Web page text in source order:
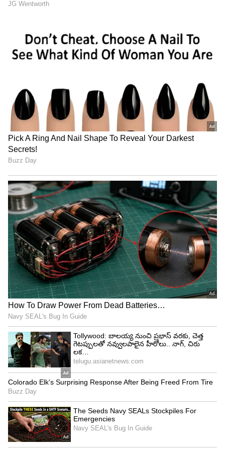
3
14
Zodiac Sign
మేషం (అశ్విని 1,2,3,4 భరణి 1,2,3,4 కృత్తిక 1):
ఊహించిన విధంగా పనులలో ఆటంకాలు ఏర్పడి
చికాకులుగా ఉండును. మానసికంగా బలహీనంగా
ఉంటుంది . అనవసరమైన ఖర్చులు ఏర్పడవచ్చును.వృత్తి
వ్యాపారంలో ఉందో కష్టానికి ప్రతిఫలం లభించును. జీవిత
భాగస్వామి తోటి ఆనందంగా గడుపుతారు. కొత్త ఆదాయ
మార్గాలు అన్వేషణ చేస్తుంటారు. అన్నదమ్ముల యొక్క
సహాయ సహకారములు లభించును. సంతానమునందు
ప్రతికూలత వాతావరణం ఏర్పడవచ్చు. ఆధ్యాత్మిక
ఆలోచనలు చేస్తారు . మీ వంతు ఇతరులకు సహాయ
సహకారాలు అందించండి. సంఘమునందు చేయ
వ్యవహారములు తెలివిగా వ్యవహరించవలెను . ఈరోజు ఈ
రాశి వారు ఓం విశ్వేశ్వరాయ నమః అని జపించండి శుభ
ఫలితాలు పొందండి